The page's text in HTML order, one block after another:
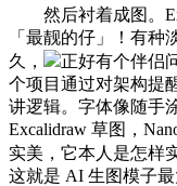
然后衬着成图。
「最靓的仔」！有
久，
正好有个伴侣
个项目通过对架构提
讲逻辑。字体像随手
Excalidraw 草图，
实美，它本人是怎样
这就是 AI 生图模子